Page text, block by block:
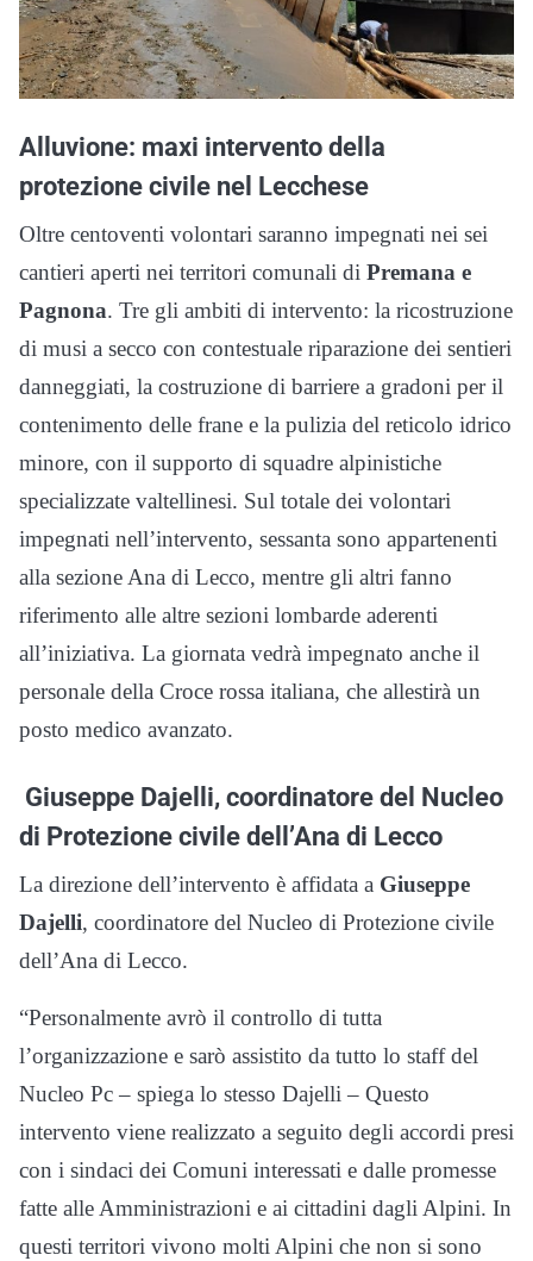
Alluvione: maxi intervento della
protezione civile nel Lecchese
Oltre centoventi volontari saranno impegnati nei sei
cantieri aperti nei territori comunali di Premana e
Pagnona. Tre gli ambiti di intervento: la ricostruzione
di musi a secco con contestuale riparazione dei sentieri
danneggiati, la costruzione di barriere a gradoni per il
contenimento delle frane e la pulizia del reticolo idrico
minore, con il supporto di squadre alpinistiche
specializzate valtellinesi. Sul totale dei volontari
impegnati nell’intervento, sessanta sono appartenenti
alla sezione Ana di Lecco, mentre gli altri fanno
riferimento alle altre sezioni lombarde aderenti
all’iniziativa. La giornata vedrà impegnato anche il
personale della Croce rossa italiana, che allestirà un
posto medico avanzato.
Giuseppe Dajelli, coordinatore del Nucleo
di Protezione civile dell’Ana di Lecco
La direzione dell’intervento è affidata a Giuseppe
Dajelli, coordinatore del Nucleo di Protezione civile
dell’Ana di Lecco.
“Personalmente avrò il controllo di tutta
l’organizzazione e sarò assistito da tutto lo staff del
Nucleo Pc – spiega lo stesso Dajelli – Questo
intervento viene realizzato a seguito degli accordi presi
con i sindaci dei Comuni interessati e dalle promesse
fatte alle Amministrazioni e ai cittadini dagli Alpini. In
questi territori vivono molti Alpini che non si sono